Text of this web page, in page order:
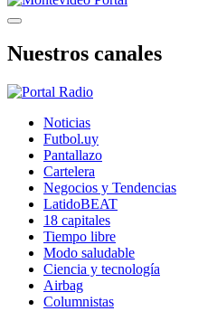
Nuestros canales
Noticias
Futbol.uy
Pantallazo
Cartelera
Negocios y Tendencias
LatidoBEAT
18 capitales
Tiempo libre
Modo saludable
Ciencia y tecnología
Airbag
Columnistas